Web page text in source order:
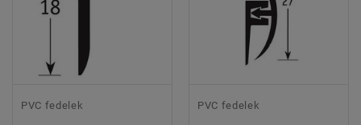
PVC fedelek PVC fedelek